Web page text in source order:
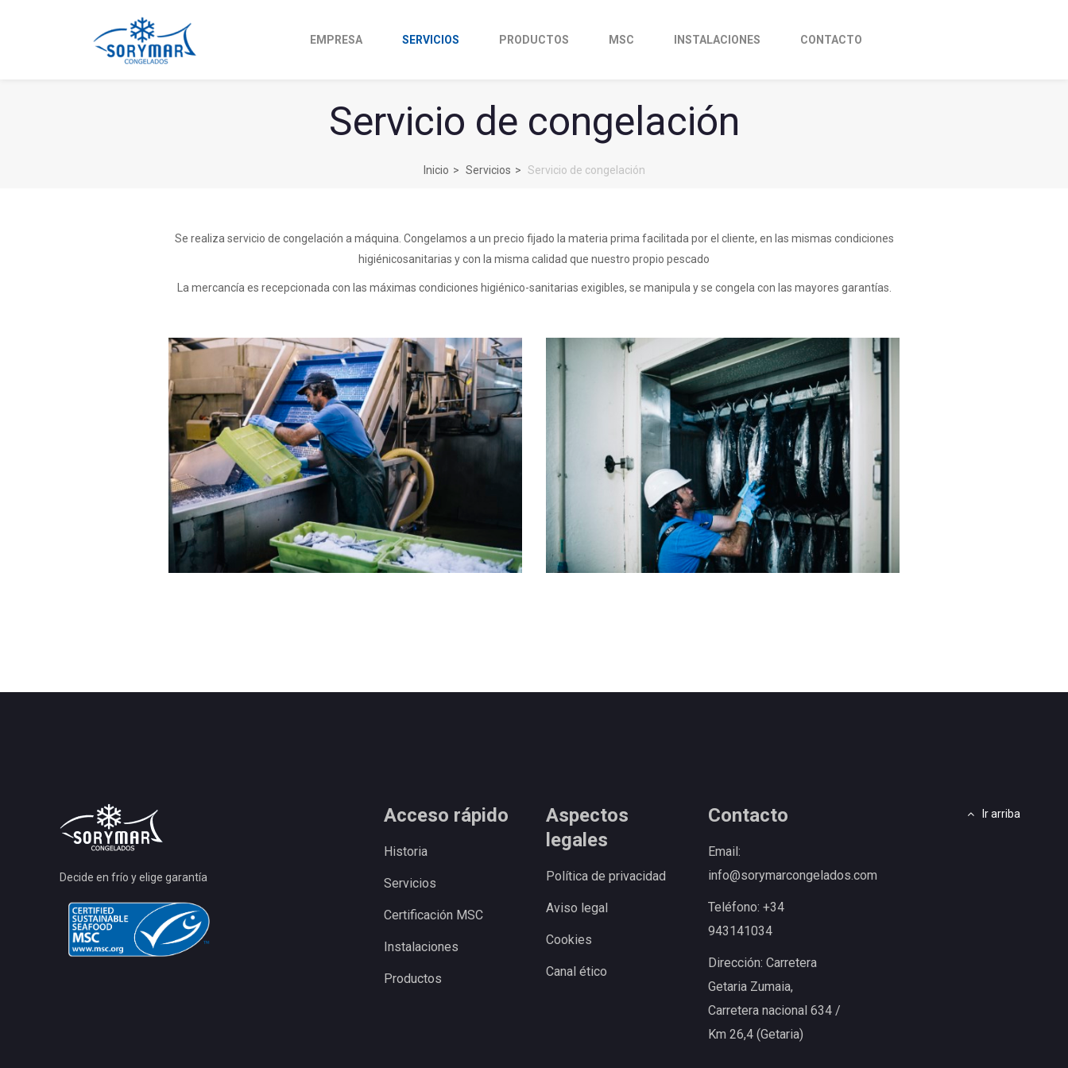
EMPRESA SERVICIOS PRODUCTOS MSC INSTALACIONES CONTACTO
Servicio de congelación
Inicio Servicios Servicio de congelación
Se realiza servicio de congelación a máquina. Congelamos a un precio fijado la materia prima facilitada por el cliente, en las mismas condiciones
higiénicosanitarias y con la misma calidad que nuestro propio pescado
La mercancía es recepcionada con las máximas condiciones higiénico-sanitarias exigibles, se manipula y se congela con las mayores garantías.
Decide en frío y elige garantía
Acceso rápido
Historia
Servicios
Certificación MSC
Instalaciones
Productos
Aspectos
legales
Política de privacidad
Aviso legal
Cookies
Canal ético
Contacto
Email:
info@sorymarcongelados.com
Teléfono: +34
943141034
Dirección: Carretera
Getaria Zumaia,
Carretera nacional 634 /
Km 26,4 (Getaria)
Ir arriba